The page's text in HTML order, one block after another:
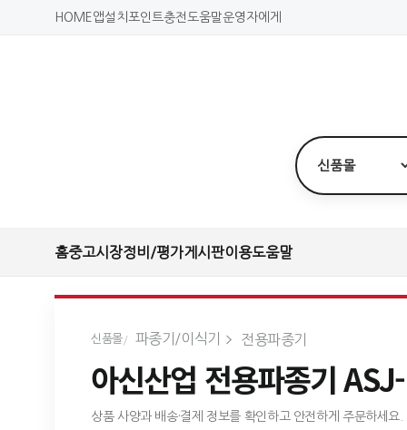
HOME 앱설치 포인트충전도움말운영자에게
홈중고시장정비/평가게시판이용도움말
신품몰 파종기/이식기 전용파종기
아신산업 전용파종기
상품 사양과 배송·결제 정보를 확인하고 안전하게 주문하세요.